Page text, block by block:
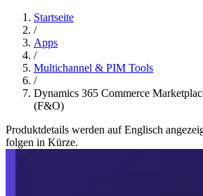
Startseite
/
Apps
/
Multichannel & PIM Tools
/
Dynamics 365 Commerce
(F&O)
Produktdetails werden auf Englisch
folgen in Kürze.